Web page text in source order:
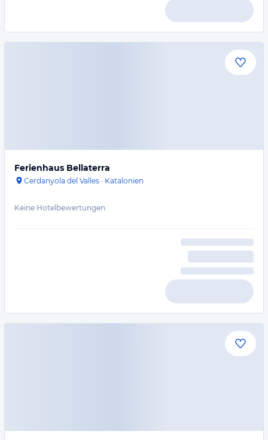
Ferienhaus Bellaterra
Cerdanyola del Valles · Katalonien
Keine Hotelbewertungen